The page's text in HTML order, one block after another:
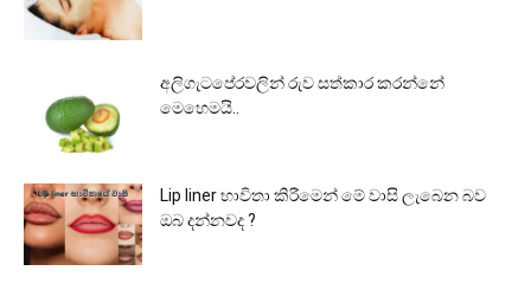
අලිගැටපේරවලින් රුව සත්කාර කරන්නේ
මෙහෙමයි..
Lip liner භාවිතා කිරීමෙන් මේ වාසි ලැබෙන බව
ඔබ දන්නවද ?